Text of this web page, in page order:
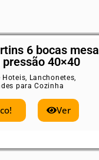
6 bocas mesa
40×40
Hoteis, Lanchonetes,
para Cozinha
Ver